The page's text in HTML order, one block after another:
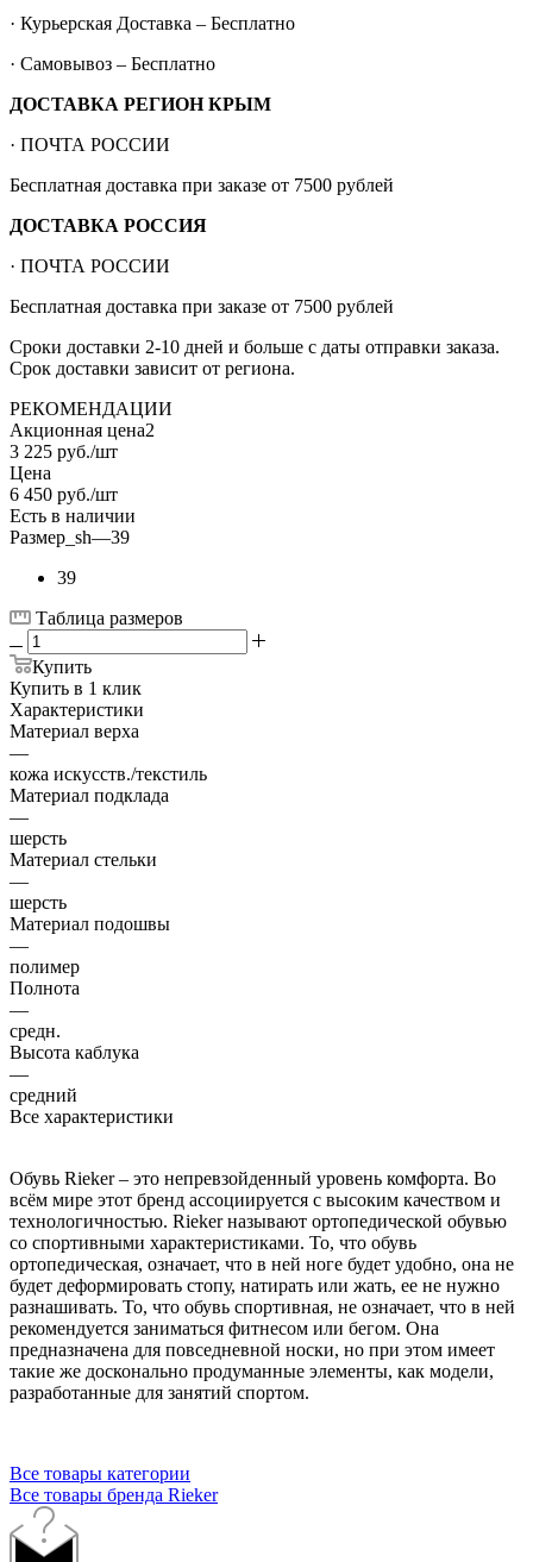
· Курьерская Доставка – Бесплатно
· Самовывоз – Бесплатно
ДОСТАВКА РЕГИОН КРЫМ
· ПОЧТА РОССИИ
Бесплатная доставка при заказе от 7500 рублей
ДОСТАВКА РОССИЯ
· ПОЧТА РОССИИ
Бесплатная доставка при заказе от 7500 рублей
Сроки доставки 2-10 дней и больше с даты отправки заказа.
Срок доставки зависит от региона.
РЕКОМЕНДАЦИИ
Акционная цена2
3 225 руб./шт
Цена
6 450 руб./шт
Есть в наличии
Размер_sh—39
39
Таблица размеров
Купить
Купить в 1 клик
Характеристики
Материал верха
—
кожа искусств./текстиль
Материал подклада
—
шерсть
Материал стельки
—
шерсть
Материал подошвы
—
полимер
Полнота
—
средн.
Высота каблука
—
средний
Все характеристики
Обувь Rieker – это непревзойденный уровень комфорта. Во
всём мире этот бренд ассоциируется с высоким качеством и
технологичностью. Rieker называют ортопедической обувью
со спортивными характеристиками. То, что обувь
ортопедическая, означает, что в ней ноге будет удобно, она не
будет деформировать стопу, натирать или жать, ее не нужно
разнашивать. То, что обувь спортивная, не означает, что в ней
рекомендуется заниматься фитнесом или бегом. Она
предназначена для повседневной носки, но при этом имеет
такие же досконально продуманные элементы, как модели,
разработанные для занятий спортом.
Все товары категории
Все товары бренда Rieker